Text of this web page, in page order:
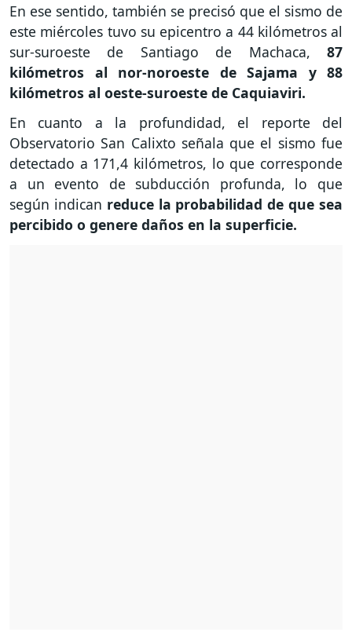
En ese sentido, también se precisó que el sismo de
este miércoles tuvo su epicentro a 44 kilómetros al
sur-suroeste de Santiago de Machaca, 87
kilómetros al nor-noroeste de Sajama y 88
kilómetros al oeste-suroeste de Caquiaviri.
En cuanto a la profundidad, el reporte del
Observatorio San Calixto señala que el sismo fue
detectado a 171,4 kilómetros, lo que corresponde
a un evento de subducción profunda, lo que
según indican reduce la probabilidad de que sea
percibido o genere daños en la superficie.